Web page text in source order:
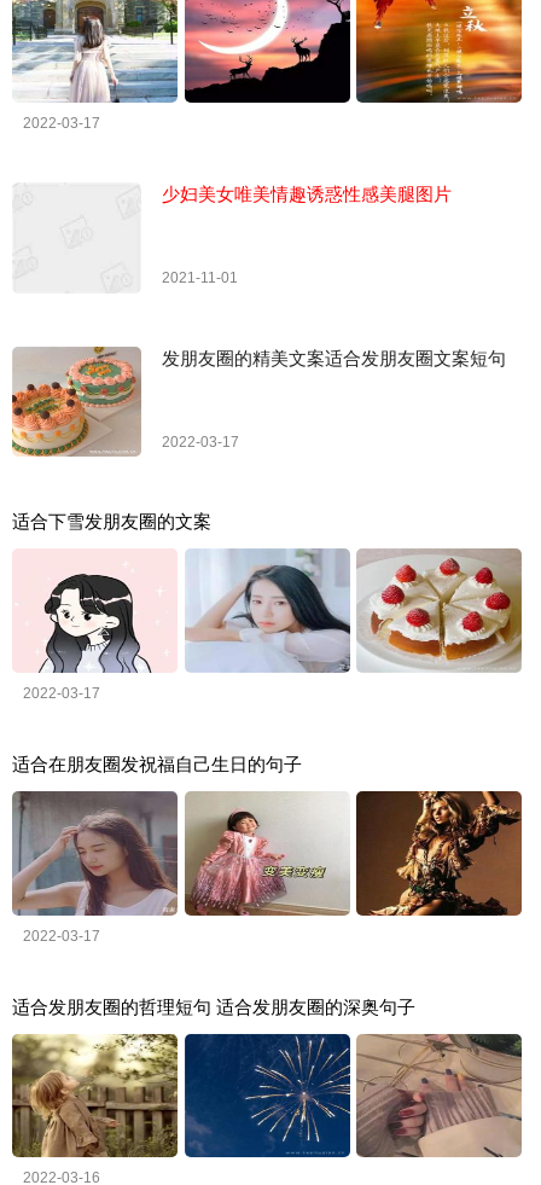
2022-03-17
少妇美女唯美情趣诱惑性感美腿图片
2021-11-01
发朋友圈的精美文案适合发朋友圈文案短句
2022-03-17
适合下雪发朋友圈的文案
2022-03-17
适合在朋友圈发祝福自己生日的句子
2022-03-17
适合发朋友圈的哲理短句 适合发朋友圈的深奥句子
2022-03-16